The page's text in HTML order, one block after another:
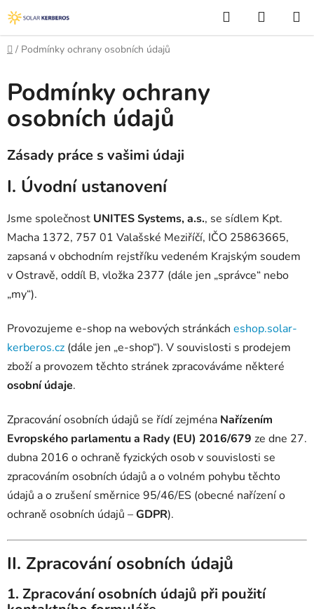
Přejít
na
obsah
Hledat
KOŠÍK
Domů
/ Podmínky ochrany osobních údajů
Podmínky ochrany
osobních údajů
Zásady práce s vašimi údaji
I. Úvodní ustanovení
Jsme společnost UNITES Systems, a.s., se sídlem Kpt.
Macha 1372, 757 01 Valašské Meziříčí, IČO 25863665,
zapsaná v obchodním rejstříku vedeném Krajským soudem
v Ostravě, oddíl B, vložka 2377 (dále jen „správce“ nebo
„my“).
Provozujeme e-shop na webových stránkách eshop.solar-
kerberos.cz (dále jen „e-shop“). V souvislosti s prodejem
zboží a provozem těchto stránek zpracováváme některé
osobní údaje.
Zpracování osobních údajů se řídí zejména Nařízením
Evropského parlamentu a Rady (EU) 2016/679 ze dne 27.
dubna 2016 o ochraně fyzických osob v souvislosti se
zpracováním osobních údajů a o volném pohybu těchto
údajů a o zrušení směrnice 95/46/ES (obecné nařízení o
ochraně osobních údajů –GDPR).
II. Zpracování osobních údajů
1. Zpracování osobních údajů při použití